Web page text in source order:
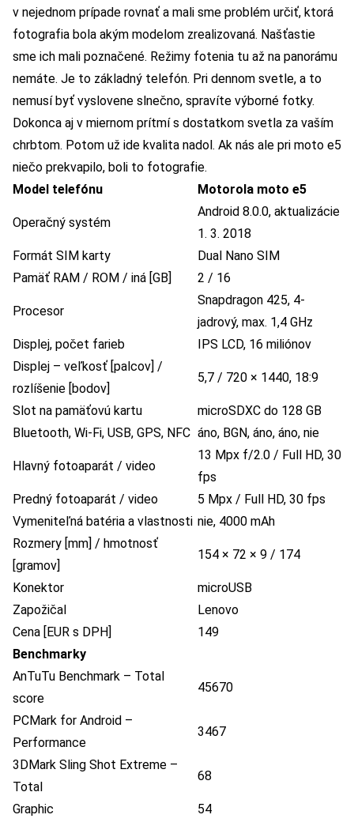
v nejednom prípade rovnať a mali sme problém určiť, ktorá
fotografia bola akým modelom zrealizovaná. Našťastie
sme ich mali poznačené. Režimy fotenia tu až na panorámu
nemáte. Je to základný telefón. Pri dennom svetle, a to
nemusí byť vyslovene slnečno, spravíte výborné fotky.
Dokonca aj v miernom prítmí s dostatkom svetla za vaším
chrbtom. Potom už ide kvalita nadol. Ak nás ale pri moto e5
niečo prekvapilo, boli to fotografie.
Model telefónu
Motorola moto e5
Operačný systém
Android 8.0.0, aktualizácie
1. 3. 2018
Formát SIM karty
Dual Nano SIM
Pamäť RAM / ROM / iná [GB]
2 / 16
Procesor
Snapdragon 425, 4-
jadrový, max. 1,4 GHz
Displej, počet farieb
IPS LCD, 16 miliónov
Displej – veľkosť [palcov] /
rozlíšenie [bodov]
5,7 / 720 × 1440, 18:9
Slot na pamäťovú kartu
microSDXC do 128 GB
Bluetooth, Wi-Fi, USB, GPS, NFC áno, BGN, áno, áno, nie
Hlavný fotoaparát / video
13 Mpx f/2.0 / Full HD, 30
fps
Predný fotoaparát / video
5 Mpx / Full HD, 30 fps
Vymeniteľná batéria a vlastnosti nie, 4000 mAh
Rozmery [mm] / hmotnosť
[gramov]
154 × 72 × 9 / 174
Konektor
microUSB
Zapožičal
Lenovo
Cena [EUR s DPH]
149
Benchmarky
AnTuTu Benchmark – Total
score
45670
PCMark for Android –
Performance
3467
3DMark Sling Shot Extreme –
Total
68
Graphic
54